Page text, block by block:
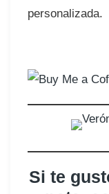
personalizada.
Si te